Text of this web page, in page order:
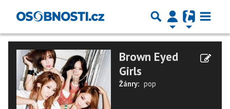
Brown Eyed
Girls
Žánry: pop